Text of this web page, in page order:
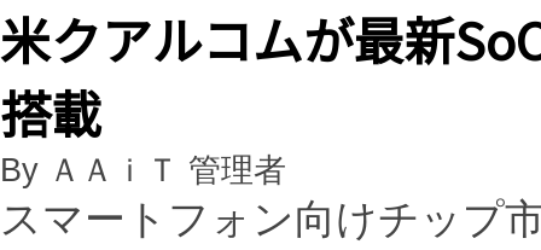
米クアルコムが最新
搭載
By ＡＡｉＴ 管理者
スマートフォン向けチップ